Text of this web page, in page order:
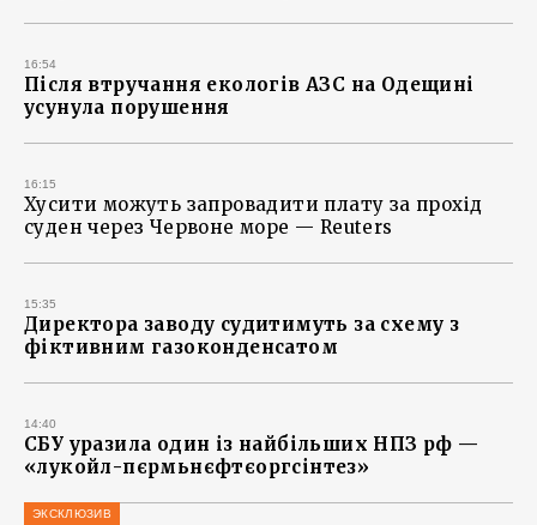
16:54
Після втручання екологів АЗС на Одещині
усунула порушення
16:15
Хусити можуть запровадити плату за прохід
суден через Червоне море — Reuters
15:35
Директора заводу судитимуть за схему з
фіктивним газоконденсатом
14:40
СБУ уразила один із найбільших НПЗ рф —
«лукойл-пєрмьнєфтєоргсінтез»
ЭКСКЛЮЗИВ